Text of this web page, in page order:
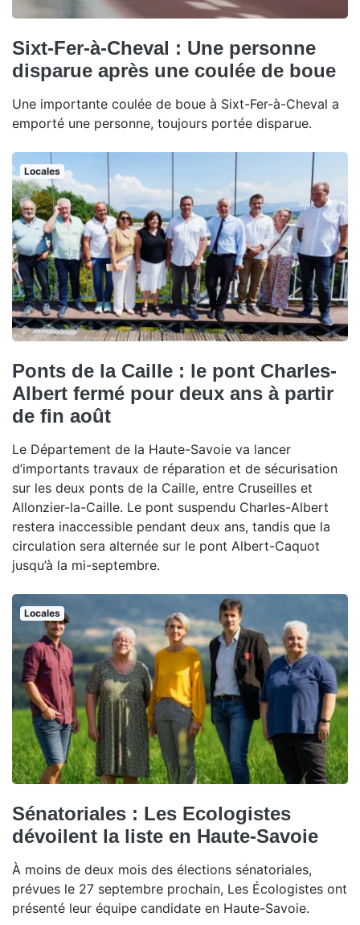
Sixt-Fer-à-Cheval : Une personne
disparue après une coulée de boue
Une importante coulée de boue à Sixt-Fer-à-Cheval a
emporté une personne, toujours portée disparue.
Locales
Ponts de la Caille : le pont Charles-
Albert fermé pour deux ans à partir
de fin août
Le Département de la Haute-Savoie va lancer
d’importants travaux de réparation et de sécurisation
sur les deux ponts de la Caille, entre Cruseilles et
Allonzier-la-Caille. Le pont suspendu Charles-Albert
restera inaccessible pendant deux ans, tandis que la
circulation sera alternée sur le pont Albert-Caquot
jusqu’à la mi-septembre.
Locales
Sénatoriales : Les Ecologistes
dévoilent la liste en Haute-Savoie
À moins de deux mois des élections sénatoriales,
prévues le 27 septembre prochain, Les Écologistes ont
présenté leur équipe candidate en Haute-Savoie.